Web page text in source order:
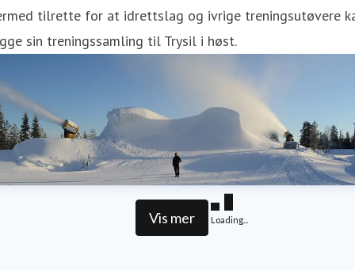
tilrette for at idrettslag og ivrige treningsutøvere
sin treningssamling til Trysil i høst.
Vis mer Loading...